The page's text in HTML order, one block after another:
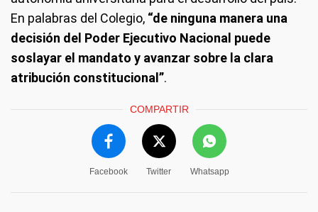
En palabras del Colegio, “de ninguna manera una
decisión del Poder Ejecutivo Nacional puede
soslayar el mandato y avanzar sobre la clara
atribución constitucional”.
COMPARTIR
Facebook Twitter Whatsapp